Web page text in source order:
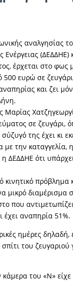
αναλγησίας
Ενέργειας (ΔΕΔΔΗΕ)
έρχεται στο φως
500 ευρώ σε
και ζει
σε ζευγάρι,
της έχει κι
την καταγγελία, η
ΔΕΔΔΗΕ ότι
πρόβλημα
μικρό διαμέρισμα
που
έχει αναπηρία 51%.
ημέρες δηλαδή,
του ζευγαριού
του «Ν» είχε